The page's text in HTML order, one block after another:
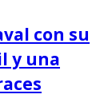
con su
y una